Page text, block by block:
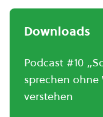
Downloads
Podcast #10
sprechen ohne
verstehen